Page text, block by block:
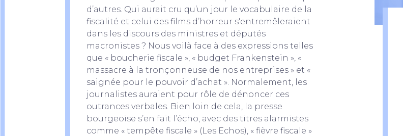
d’autres. Qui aurait cru qu’un jour le vocabulaire de la
fiscalité et celui des films d’horreur s'entremêleraient
dans les discours des ministres et députés
macronistes ? Nous voilà face à des expressions telles
que « boucherie fiscale », « budget Frankenstein », «
massacre à la tronçonneuse de nos entreprises » et «
saignée pour le pouvoir d’achat ». Normalement, les
journalistes auraient pour rôle de dénoncer ces
outrances verbales. Bien loin de cela, la presse
bourgeoise s’en fait l’écho, avec des titres alarmistes
comme « tempête fiscale » (Les Echos), « fièvre fiscale »